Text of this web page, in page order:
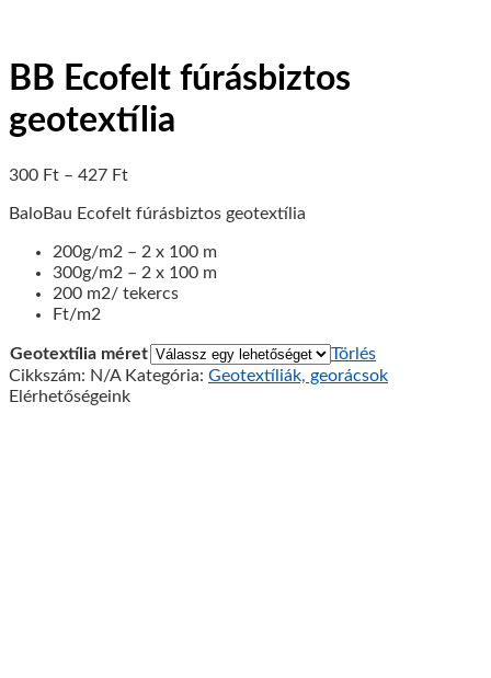
BB Ecofelt fúrásbiztos
geotextília
300 Ft – 427 Ft
BaloBau Ecofelt fúrásbiztos geotextília
200g/m2 – 2 x 100 m
300g/m2 – 2 x 100 m
200 m2/ tekercs
Ft/m2
Geotextília méret
Törlés
Cikkszám: N/A Kategória: Geotextíliák, georácsok
Elérhetőségeink